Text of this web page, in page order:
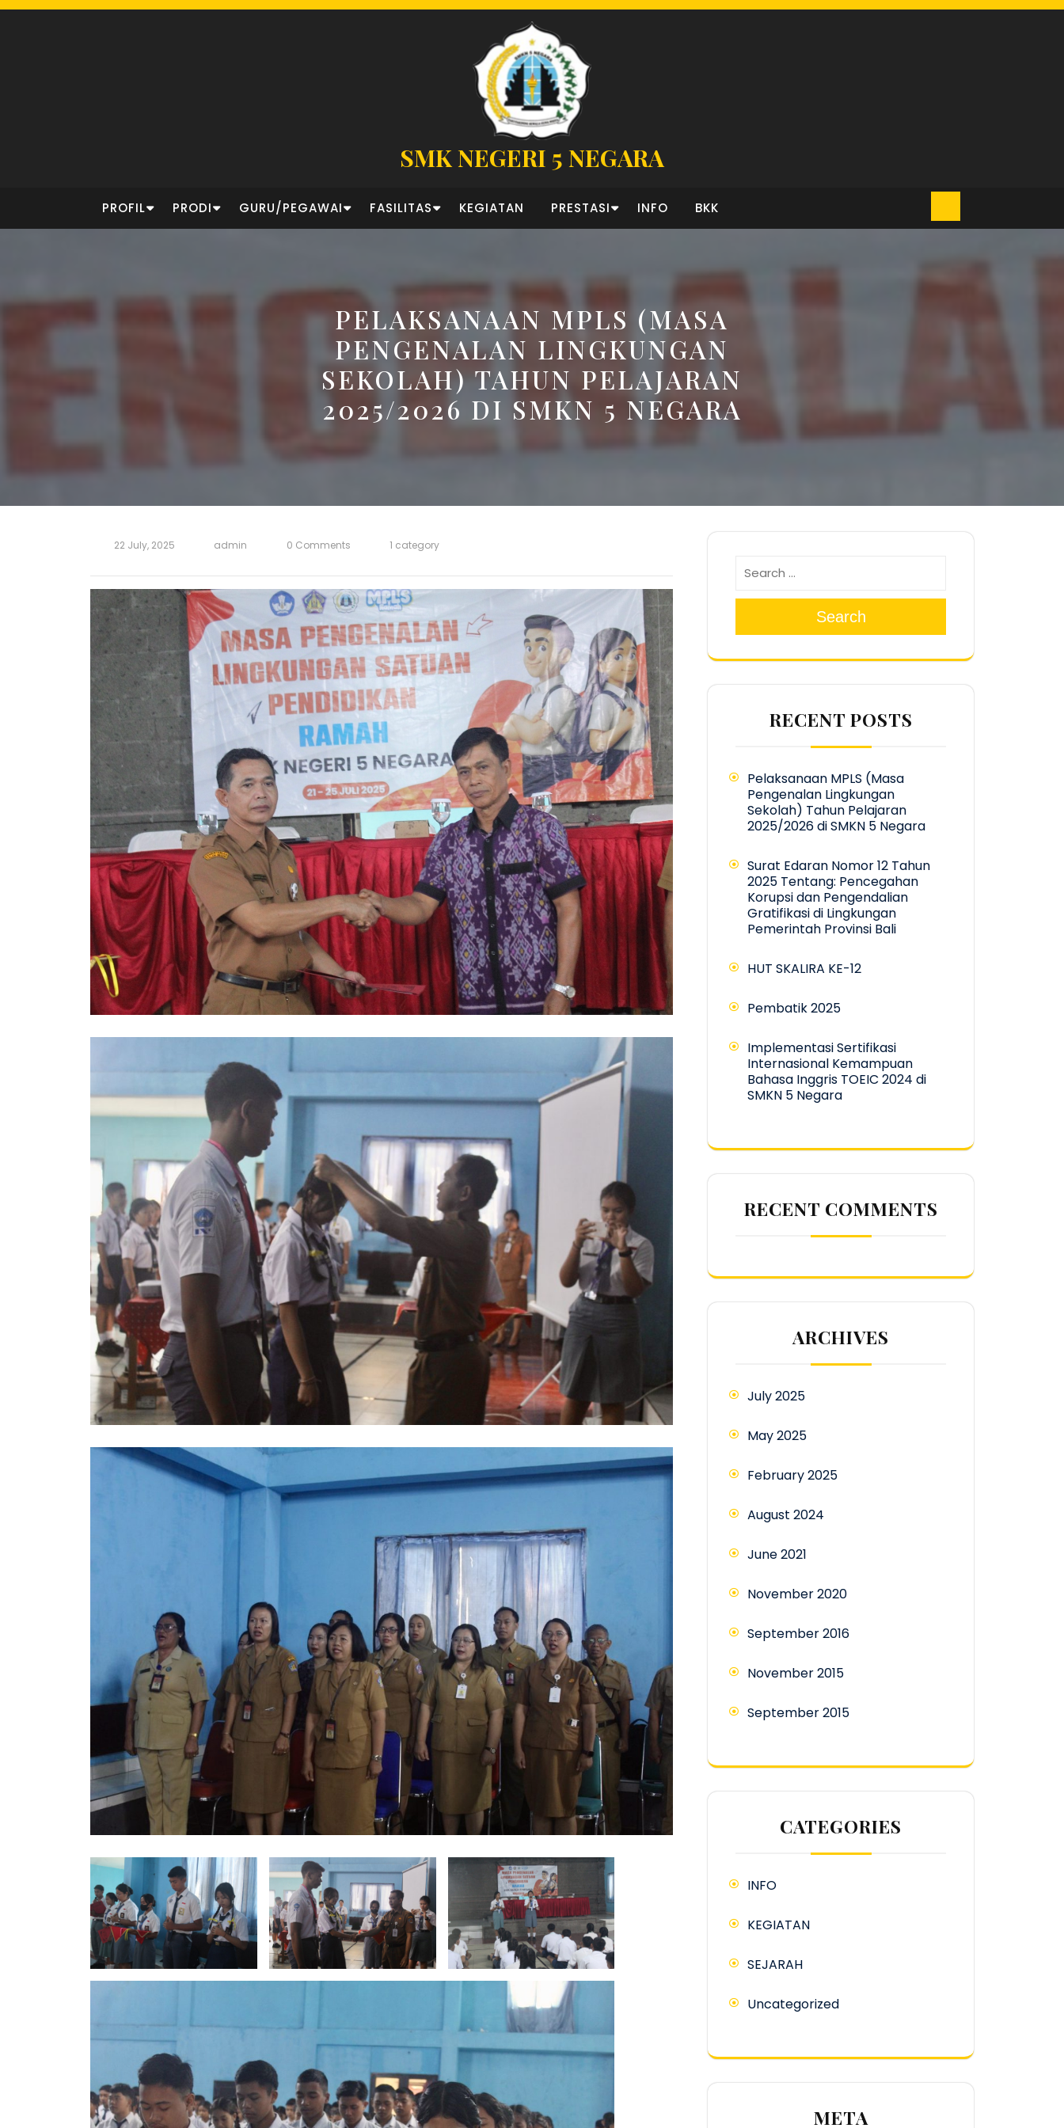
Skip
SMK NEGERI 5 NEGARA
PROFIL PRODI GURU/PEGAWAI FASILITAS KEGIATAN PRESTASI INFO BKK
PELAKSANAAN MPLS (MASA
PENGENALAN LINGKUNGAN
SEKOLAH) TAHUN PELAJARAN
2025/2026 DI SMKN 5 NEGARA
22 July, 2025 admin 0 Comments 1 category
Search
RECENT POSTS
Pelaksanaan MPLS (Masa
Pengenalan Lingkungan
Sekolah) Tahun Pelajaran
2025/2026 di SMKN 5 Negara
Surat Edaran Nomor 12 Tahun
2025 Tentang: Pencegahan
Korupsi dan Pengendalian
Gratifikasi di Lingkungan
Pemerintah Provinsi Bali
HUT SKALIRA KE-12
Pembatik 2025
Implementasi Sertifikasi
Internasional Kemampuan
Bahasa Inggris TOEIC 2024 di
SMKN 5 Negara
RECENT COMMENTS
ARCHIVES
July 2025
May 2025
February 2025
August 2024
June 2021
November 2020
September 2016
November 2015
September 2015
CATEGORIES
INFO
KEGIATAN
SEJARAH
Uncategorized
META